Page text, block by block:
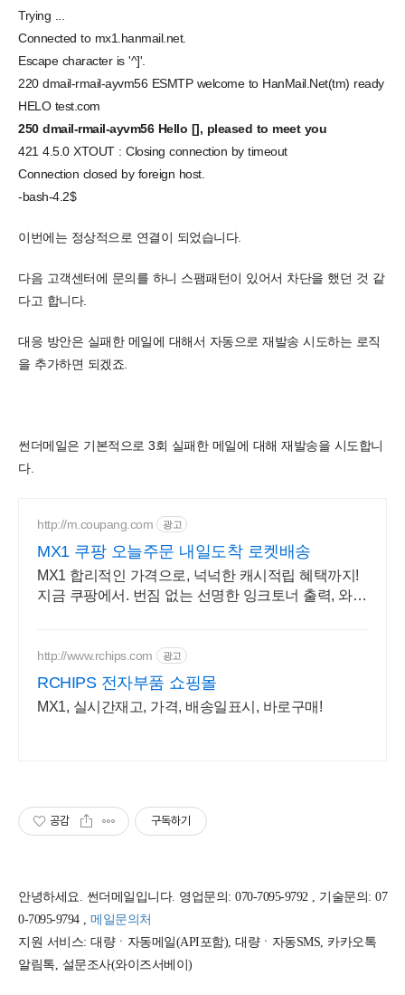
Trying ...
Connected to mx1.hanmail.net.
Escape character is '^]'.
220 dmail-rmail-ayvm56 ESMTP welcome to HanMail.Net(tm) ready
HELO test.com
250 dmail-rmail-ayvm56 Hello [], pleased to meet you
421 4.5.0 XTOUT : Closing connection by timeout
Connection closed by foreign host.
-bash-4.2$
이번에는 정상적으로 연결이 되었습니다.
다음 고객센터에 문의를 하니 스팸패턴이 있어서 차단을 했던 것 같
다고 합니다.
대응 방안은 실패한 메일에 대해서 자동으로 재발송 시도하는 로직
을 추가하면 되겠죠.
썬더메일은 기본적으로 3회 실패한 메일에 대해 재발송을 시도합니
다.
http://m.coupang.com 광고
MX1 쿠팡 오늘주문 내일도착 로켓배송
MX1 합리적인 가격으로, 넉넉한 캐시적립 혜택까지!
지금 쿠팡에서. 번짐 없는 선명한 잉크토너 출력, 와우
http://www.rchips.com 광고
RCHIPS 전자부품 쇼핑몰
MX1, 실시간재고, 가격, 배송일표시, 바로구매!
공감 구독하기
안녕하세요. 썬더메일입니다. 영업문의: 070-7095-9792 , 기술문의: 07
0-7095-9794 , 메일문의처
지원 서비스: 대량ㆍ자동메일(API포함), 대량ㆍ자동SMS, 카카오톡
알림톡, 설문조사(와이즈서베이)